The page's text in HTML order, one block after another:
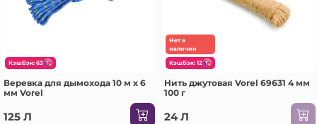
КэшБэк: 63
Веревка для дымохода 10 м x 6
мм Vorel
125 Л
Нет в
наличии
КэшБэк: 12
Нить джутовая Vorel 69631 4 мм
100 г
24 Л